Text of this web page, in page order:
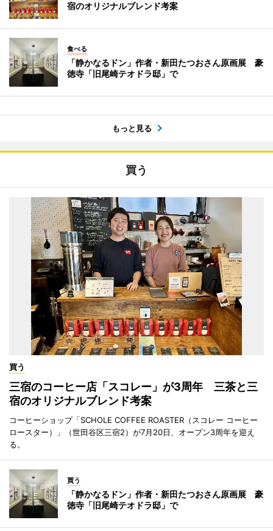
宿のオリジナルブレンド考案
食べる
「静かなるドン」作者・新田たつおさん原画展 豪
徳寺「旧尾崎テオドラ邸」で
もっと見る
買う
買う
三宿のコーヒー店「スコレー」が3周年 三茶と三
宿のオリジナルブレンド考案
コーヒーショップ「SCHOLE COFFEE ROASTER（スコレー コーヒー
ロースター）」（世田谷区三宿2）が7月20日、オープン3周年を迎え
る。
買う
「静かなるドン」作者・新田たつおさん原画展 豪
徳寺「旧尾崎テオドラ邸」で